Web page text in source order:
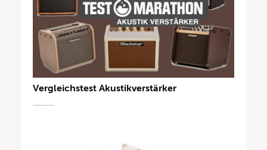
Vergleichstest Akustikverstärker